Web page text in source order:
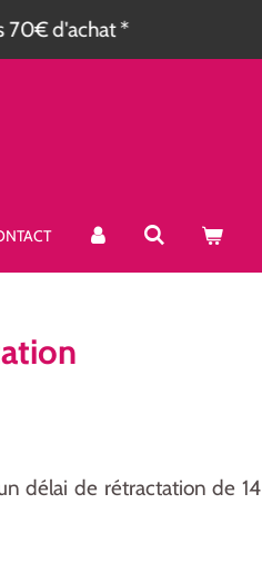
70€ d'achat *
délai de rétractation de